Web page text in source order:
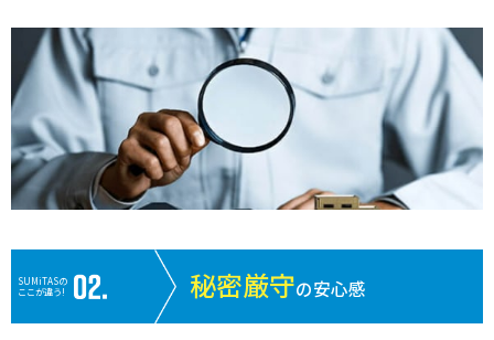
SUMiTASの
ここが違う!
秘密厳守の安心感